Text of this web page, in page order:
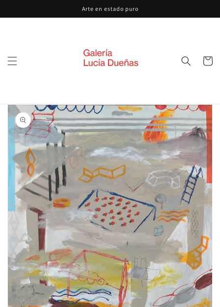
al contenido
Arte en estado puro
Carrito
directamente
a la
información
del producto